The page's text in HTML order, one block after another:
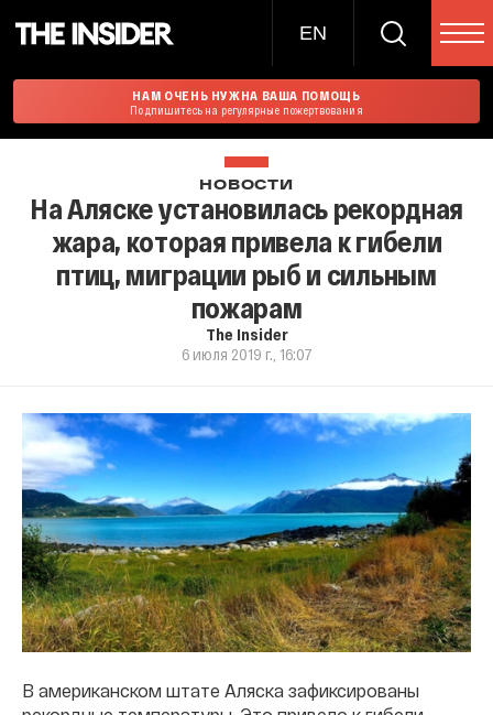
EN
НАМ ОЧЕНЬ НУЖНА ВАША ПОМОЩЬ
Подпишитесь на регулярные пожертвования
НОВОСТИ
На Аляске установилась рекордная
жара, которая привела к гибели
птиц, миграции рыб и сильным
пожарам
The Insider
6 июля 2019 г., 16:07
В американском штате Аляска зафиксированы